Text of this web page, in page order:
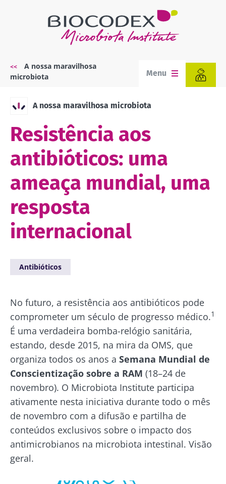
Navegação
estrutural
A nossa maravilhosa
microbiota
Menu
A nossa maravilhosa microbiota
Resistência aos
antibióticos: uma
ameaça mundial, uma
resposta
internacional
Antibióticos
No futuro, a resistência aos antibióticos pode
comprometer um século de progresso médico.1
É uma verdadeira bomba-relógio sanitária,
estando, desde 2015, na mira da OMS, que
organiza todos os anos a Semana Mundial de
Conscientização sobre a RAM (18–24 de
novembro). O Microbiota Institute participa
ativamente nesta iniciativa durante todo o mês
de novembro com a difusão e partilha de
conteúdos exclusivos sobre o impacto dos
antimicrobianos na microbiota intestinal. Visão
geral.